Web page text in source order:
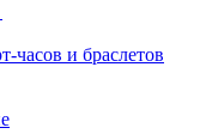
часов и браслетов